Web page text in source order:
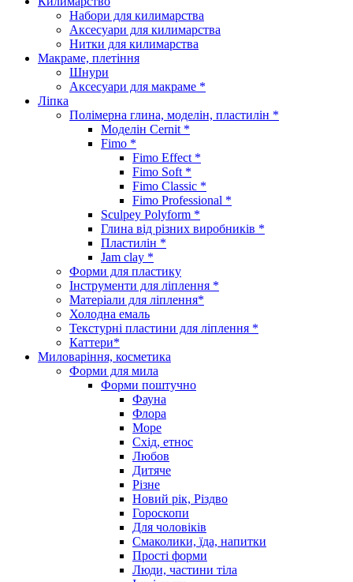
Набори для килимарства
Аксесуари для килимарства
Нитки для килимарства
Макраме, плетіння
Шнури
Аксесуари для макраме *
Ліпка
Полімерна глина, моделін, пластилін *
Моделін Cernit *
Fimo *
Fimo Effect *
Fimo Soft *
Fimo Classic *
Fimo Professional *
Sculpey Polyform *
Глина від різних виробників *
Пластилін *
Jam clay *
Форми для пластику
Інструменти для ліплення *
Матеріали для ліплення*
Холодна емаль
Текстурні пластини для ліплення *
Каттери*
Миловаріння, косметика
Форми для мила
Форми поштучно
Фауна
Флора
Море
Схід, етнос
Любов
Дитяче
Різне
Новий рік, Різдво
Гороскопи
Для чоловіків
Смаколики, їда, напитки
Прості форми
Люди, частини тіла